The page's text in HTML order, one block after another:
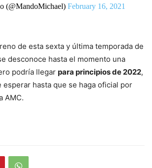
(@MandoMichael) February 16, 2021
de esta sexta y última temporada de
desconoce hasta el momento una
podría llegar para principios de 2022,
esperar hasta que se haga oficial por
AMC.